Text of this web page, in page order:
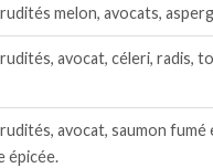
melon, avocats,
avocat, céleri, radis,
avocat, saumon fumé
épicée.